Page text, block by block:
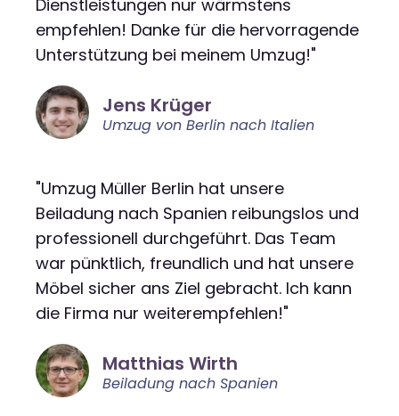
Dienstleistungen nur wärmstens
empfehlen! Danke für die hervorragende
Unterstützung bei meinem Umzug!"
Jens Krüger
Umzug von Berlin nach Italien
"Umzug Müller Berlin hat unsere
Beiladung nach Spanien reibungslos und
professionell durchgeführt. Das Team
war pünktlich, freundlich und hat unsere
Möbel sicher ans Ziel gebracht. Ich kann
die Firma nur weiterempfehlen!"
Matthias Wirth
Beiladung nach Spanien